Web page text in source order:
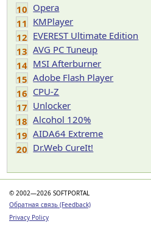
10 Opera
11 KMPlayer
12 EVEREST Ultimate Edition
13 AVG PC Tuneup
14 MSI Afterburner
15 Adobe Flash Player
16 CPU-Z
17 Unlocker
18 Alcohol 120%
19 AIDA64 Extreme
20 Dr.Web CureIt!
© 2002—2026 SOFTPORTAL
Обратная связь (Feedback)
Privacy Policy